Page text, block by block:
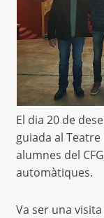
El dia 20 de
guiada al
alumnes del
automàtiques.
Va ser una